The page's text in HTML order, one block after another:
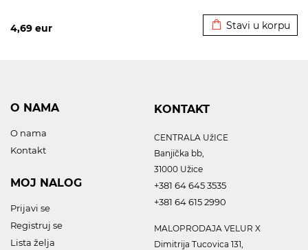
4,69 eur Stavi u korpu
O NAMA
O nama
Kontakt
MOJ NALOG
Prijavi se
Registruj se
Lista želja
KONTAKT
CENTRALA UžICE
Banjička bb,
31000 Užice
+381 64 645 3535
+381 64 615 2990
MALOPRODAJA VELUR X
Dimitrija Tucovica 131,